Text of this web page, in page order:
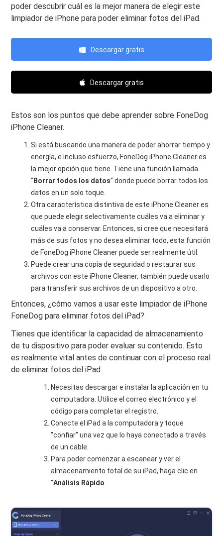
poder descubrir cuál es la mejor manera de elegir este
limpiador de iPhone para poder eliminar fotos del iPad.
Descargar gratis
Descargar gratis
Estos son los puntos que debe aprender sobre FoneDog
iPhone Cleaner.
Si está buscando una manera de poder ahorrar tiempo y
energía, e incluso esfuerzo, FoneDog iPhone Cleaner es
la mejor opción que tiene. Tiene una función llamada
" Borrar todos los datos” donde puede borrar todos los
datos en un solo toque.
Otra característica distintiva de este iPhone Cleaner es
que puede elegir selectivamente cuáles va a eliminar y
cuáles va a conservar. Entonces, si cree que necesitará
más de sus fotos y no desea eliminar todo, esta función
de FoneDog iPhone Cleaner puede ser realmente útil.
Puede crear una copia de seguridad o restaurar sus
archivos con este iPhone Cleaner, también puede usarlo
para transferir sus archivos de un dispositivo a otro.
Entonces, ¿cómo vamos a usar este limpiador de iPhone
FoneDog para eliminar fotos del iPad?
Tienes que identificar la capacidad de almacenamiento
de tu dispositivo para poder evaluar su contenido. Esto
es realmente vital antes de continuar con el proceso real
de eliminar fotos del iPad.
Necesitas descargar e instalar la aplicación en tu
computadora. Utilice el correo electrónico y el
código para completar el registro.
Conecte el iPad a la computadora y toque
"confiar" una vez que lo haya conectado a través
de un cable.
Para poder comenzar a escanear y ver el
almacenamiento total de su iPad, haga clic en
"Análisis Rápido